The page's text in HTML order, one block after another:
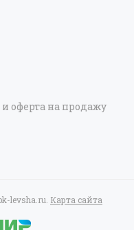
оферта на продажу
levsha.ru. Карта сайта